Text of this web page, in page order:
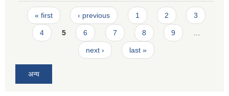
Pages
« first ‹ previous 1 2 3
4 5 6 7 8 9 …
next › last »
अन्य